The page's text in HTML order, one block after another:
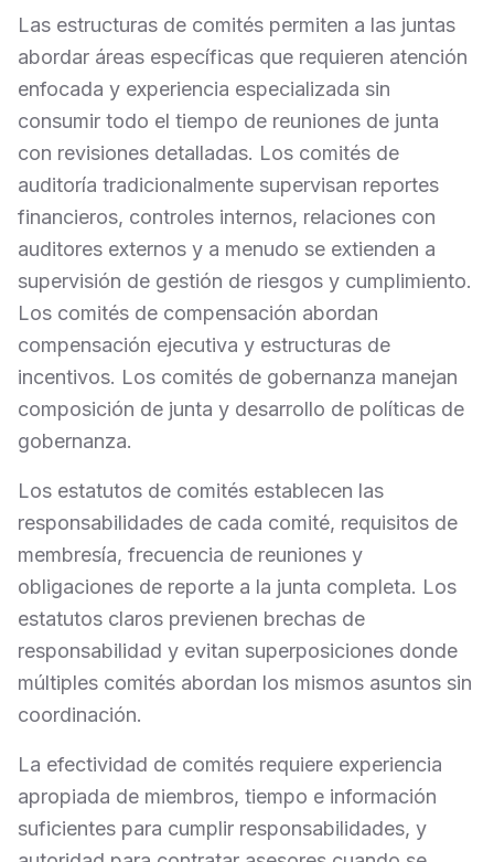
Las estructuras de comités permiten a las juntas
abordar áreas específicas que requieren atención
enfocada y experiencia especializada sin
consumir todo el tiempo de reuniones de junta
con revisiones detalladas. Los comités de
auditoría tradicionalmente supervisan reportes
financieros, controles internos, relaciones con
auditores externos y a menudo se extienden a
supervisión de gestión de riesgos y cumplimiento.
Los comités de compensación abordan
compensación ejecutiva y estructuras de
incentivos. Los comités de gobernanza manejan
composición de junta y desarrollo de políticas de
gobernanza.
Los estatutos de comités establecen las
responsabilidades de cada comité, requisitos de
membresía, frecuencia de reuniones y
obligaciones de reporte a la junta completa. Los
estatutos claros previenen brechas de
responsabilidad y evitan superposiciones donde
múltiples comités abordan los mismos asuntos sin
coordinación.
La efectividad de comités requiere experiencia
apropiada de miembros, tiempo e información
suficientes para cumplir responsabilidades, y